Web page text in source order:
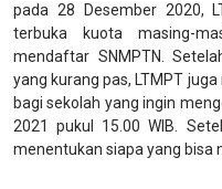
pada 28 Desember 2020,
terbuka kuota masing-
mendaftar SNMPTN.
yang kurang pas, LTMPT
bagi sekolah yang ingin
2021 pukul 15.00 WIB.
menentukan siapa yang bisa